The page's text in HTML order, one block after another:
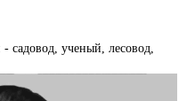
ученый, лесовод,